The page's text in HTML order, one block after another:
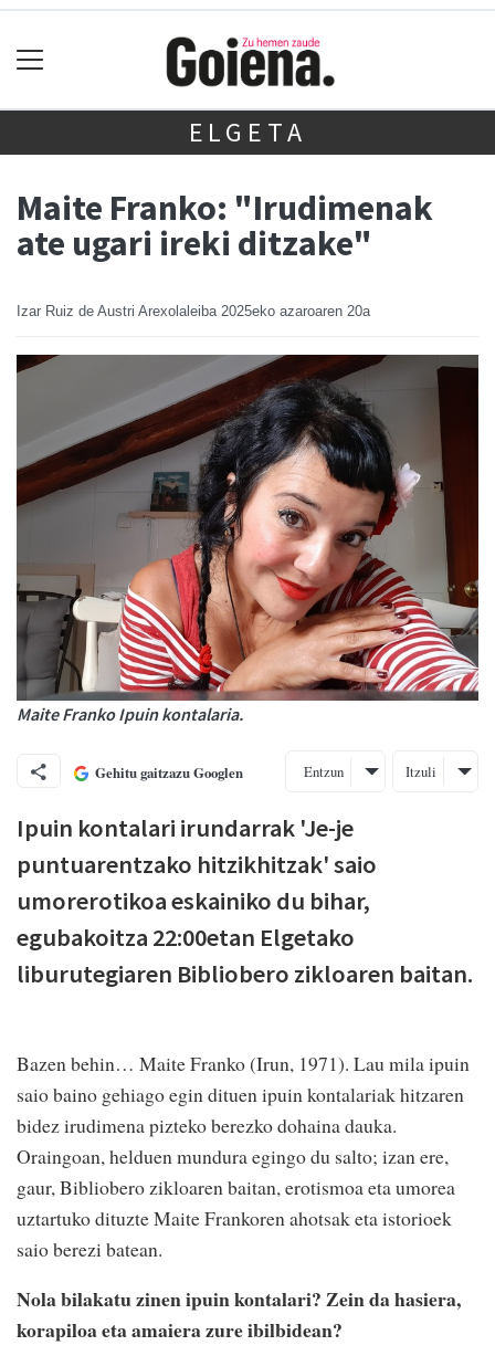
ELGETA
Maite Franko: "Irudimenak
ate ugari ireki ditzake"
Izar Ruiz de Austri Arexolaleiba 2025eko azaroaren 20a
Maite Franko Ipuin kontalaria.
Gehitu gaitzazu Googlen Entzun Itzuli
Ipuin kontalari irundarrak 'Je-je
puntuarentzako hitzikhitzak' saio
umorerotikoa eskainiko du bihar,
egubakoitza 22:00etan Elgetako
liburutegiaren Bibliobero zikloaren baitan.
Bazen behin… Maite Franko (Irun, 1971). Lau mila ipuin
saio baino gehiago egin dituen ipuin kontalariak hitzaren
bidez irudimena pizteko berezko dohaina dauka.
Oraingoan, helduen mundura egingo du salto; izan ere,
gaur, Bibliobero zikloaren baitan, erotismoa eta umorea
uztartuko dituzte Maite Frankoren ahotsak eta istorioek
saio berezi batean.
Nola bilakatu zinen ipuin kontalari? Zein da hasiera,
korapiloa eta amaiera zure ibilbidean?